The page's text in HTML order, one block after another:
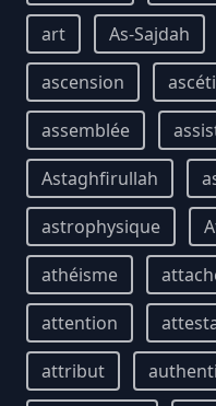
art
As-Sajdah
ascension
assemblée
Astaghfirullah
astrophysique
athéisme
attention
attribut